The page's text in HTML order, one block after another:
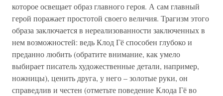
которое освещает образ главного героя. А сам главный
герой поражает простотой своего величия. Трагизм этого
образа заключается в нереализованности заключенных в
нем возможностей: ведь Клод Гё способен глубоко и
преданно любить (обратите внимание, как умело
выбирает писатель художественные детали, например,
ножницы), ценить друга, у него – золотые руки, он
справедлив и честен (отметьте поведение Клода Гё во